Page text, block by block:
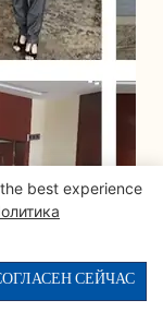
best experience
СЕЙЧАС